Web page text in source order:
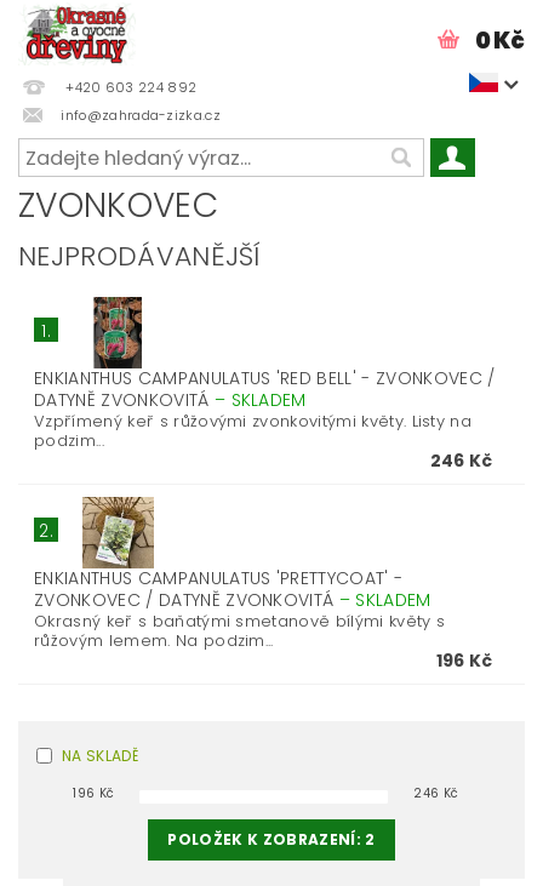
+420 603 224 892
info@zahrada-zizka.cz
0 Kč
ZVONKOVEC
NEJPRODÁVANĚJŠÍ
1.
ENKIANTHUS CAMPANULATUS 'RED BELL' - ZVONKOVEC /
DATYNĚ ZVONKOVITÁ – SKLADEM
Vzpřímený keř s růžovými zvonkovitými květy. Listy na
podzim...
246 Kč
2.
ENKIANTHUS CAMPANULATUS 'PRETTYCOAT' -
ZVONKOVEC / DATYNĚ ZVONKOVITÁ – SKLADEM
Okrasný keř s baňatými smetanově bílými květy s
růžovým lemem. Na podzim...
196 Kč
NA SKLADĚ
196 Kč 246 Kč
POLOŽEK K ZOBRAZENÍ: 2